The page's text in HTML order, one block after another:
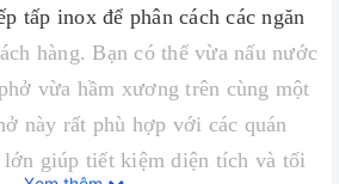
tấp inox để phân cách các ngăn
hàng. Bạn có thể vừa nấu nước
vừa hầm xương trên cùng một
này rất phù hợp với các quán
giúp tiết kiệm diện tích và tối